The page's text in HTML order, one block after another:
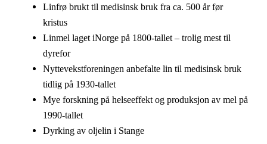
Linfrø brukt til medisinsk bruk fra ca. 500 år før
kristus
Linmel laget iNorge på 1800-tallet – trolig mest til
dyrefor
Nyttevekstforeningen anbefalte lin til medisinsk bruk
tidlig på 1930-tallet
Mye forskning på helseeffekt og produksjon av mel på
1990-tallet
Dyrking av oljelin i Stange